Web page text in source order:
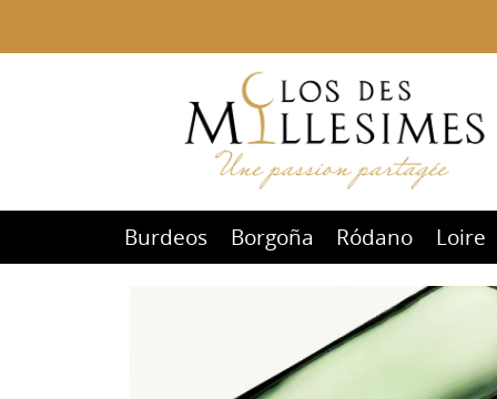
Burdeos Borgoña Ródano Loire